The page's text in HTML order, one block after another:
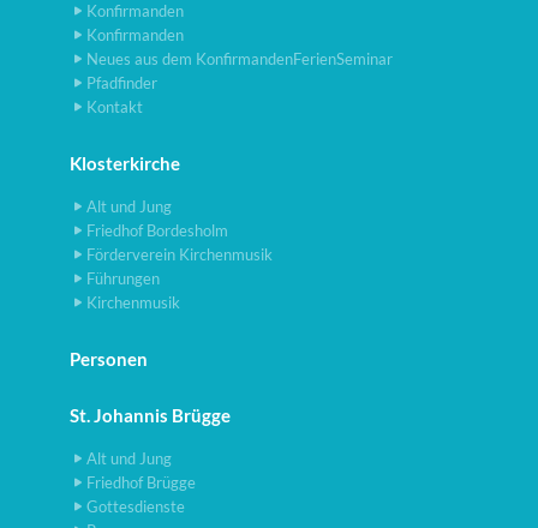
Konfirmanden
Konfirmanden
Neues aus dem KonfirmandenFerienSeminar
Pfadfinder
Kontakt
Klosterkirche
Alt und Jung
Friedhof Bordesholm
Förderverein Kirchenmusik
Führungen
Kirchenmusik
Personen
St. Johannis Brügge
Alt und Jung
Friedhof Brügge
Gottesdienste